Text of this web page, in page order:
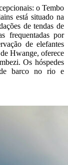
o Tembo
está situado na
de tendas de
frequentadas por
de elefantes
Hwange, oferece
Os hóspedes
barco no rio e